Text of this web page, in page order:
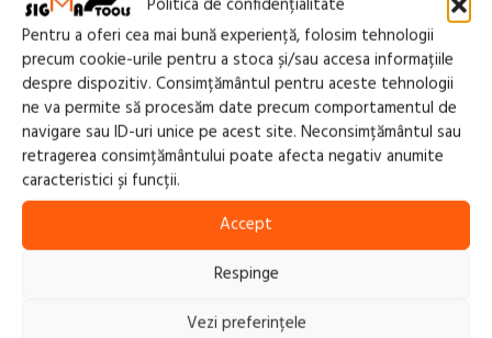
Politica de confidențialitate
Pentru a oferi cea mai bună experiență, folosim tehnologii
precum cookie-urile pentru a stoca și/sau accesa informațiile
despre dispozitiv. Consimțământul pentru aceste tehnologii
ne va permite să procesăm date precum comportamentul de
navigare sau ID-uri unice pe acest site. Neconsimțământul sau
retragerea consimțământului poate afecta negativ anumite
caracteristici și funcții.
Accept
Respinge
Vezi preferințele
– Masurarea orizontala
– Masurare verticala
– Masurarea unghiului / inclinatiei
Antistatic
Protectie UV
Conectivitatea BLUETOOTH + Aplicatia gratuita SOLA MEASURES
APP permit lucrul mai eficient si cu economisirea substantiala a
timpului necesar. Puteti transfera live datele de masurare pe
dispozitivul dvs. mobil, puteti stoca rezultatele masuratorilor
imediat la fata locului impreuna cu conditiile ambientale si puteti
partaja datele de masurare cu echipa dvs. rapid si usor. Navigarea